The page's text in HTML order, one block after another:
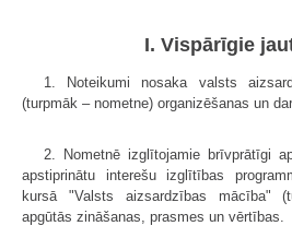
I. Vispārīgie
1. Noteikumi nosaka valsts
(turpmāk – nometne) organizēšanas un
2. Nometnē izglītojamie brīvprātīgi
apstiprinātu interešu izglītības
kursā "Valsts aizsardzības mācība"
apgūtās zināšanas, prasmes un vērtības.